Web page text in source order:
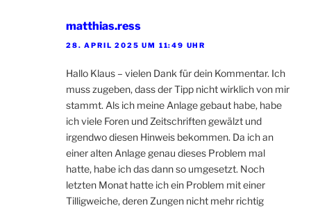
matthias.ress
28. APRIL 2025 UM 11:49 UHR
Hallo Klaus – vielen Dank für dein Kommentar. Ich
muss zugeben, dass der Tipp nicht wirklich von mir
stammt. Als ich meine Anlage gebaut habe, habe
ich viele Foren und Zeitschriften gewälzt und
irgendwo diesen Hinweis bekommen. Da ich an
einer alten Anlage genau dieses Problem mal
hatte, habe ich das dann so umgesetzt. Noch
letzten Monat hatte ich ein Problem mit einer
Tilligweiche, deren Zungen nicht mehr richtig